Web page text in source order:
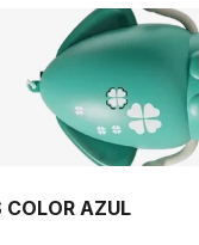
COLOR AZUL